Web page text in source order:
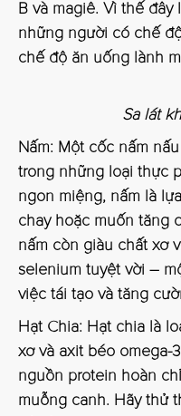
B và magiê. Vì thế
những người có chế
chế độ ăn uống lành
Sa lát
Nấm: Một cốc nấm
trong những loại thực
ngon miệng, nấm là
chay hoặc muốn tăng
nấm còn giàu chất xơ
selenium tuyệt vời –
việc tái tạo và tăng
Hạt Chia: Hạt chia là
xơ và axit béo omega-
nguồn protein hoàn
muỗng canh. Hãy thử